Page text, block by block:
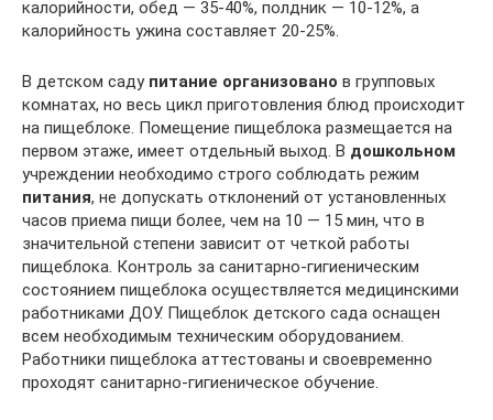
калорийности, обед — 35-40%, полдник — 10-12%, а
калорийность ужина составляет 20-25%.
В детском саду питание организовано в групповых
комнатах, но весь цикл приготовления блюд происходит
на пищеблоке. Помещение пищеблока размещается на
первом этаже, имеет отдельный выход. В дошкольном
учреждении необходимо строго соблюдать режим
питания, не допускать отклонений от установленных
часов приема пищи более, чем на 10 — 15 мин, что в
значительной степени зависит от четкой работы
пищеблока. Контроль за санитарно-гигиеническим
состоянием пищеблока осуществляется медицинскими
работниками ДОУ. Пищеблок детского сада оснащен
всем необходимым техническим оборудованием.
Работники пищеблока аттестованы и своевременно
проходят санитарно-гигиеническое обучение.